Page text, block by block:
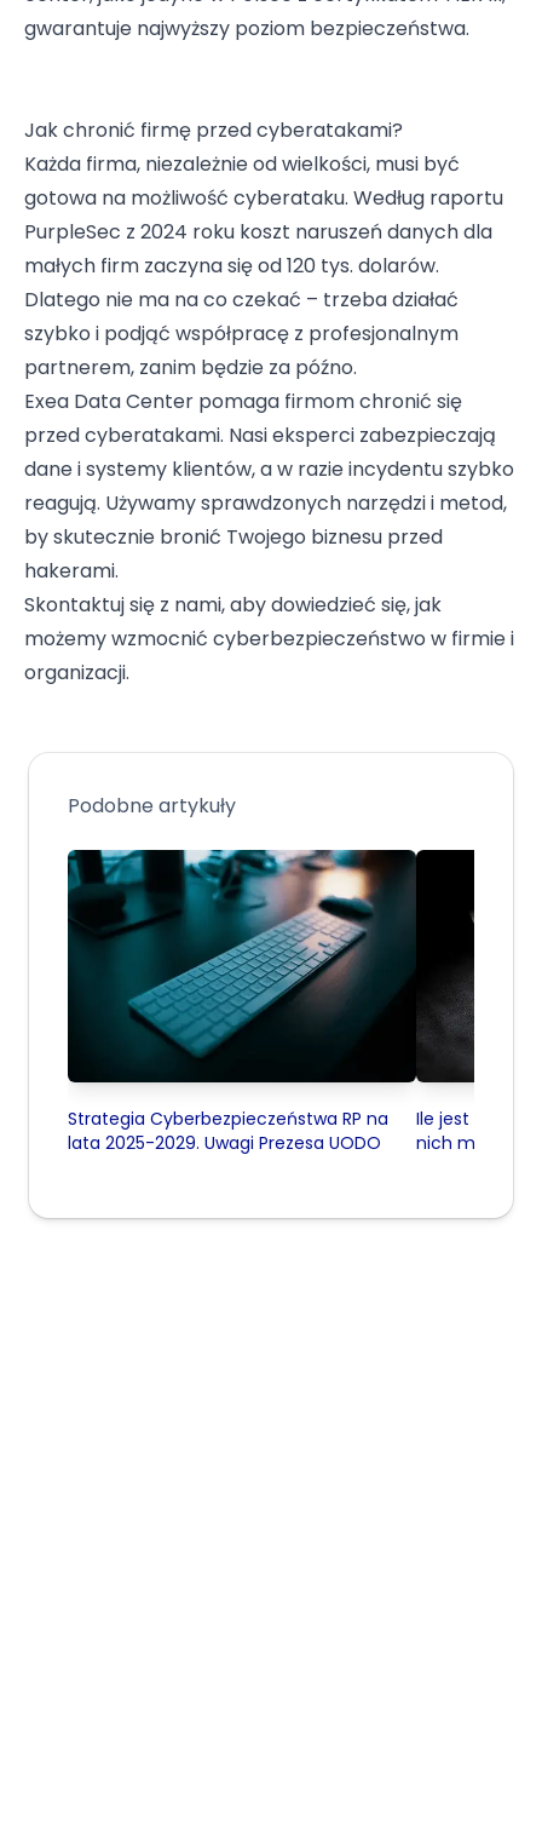
gwarantuje najwyższy poziom bezpieczeństwa.
Jak chronić firmę przed cyberatakami?
Każda firma, niezależnie od wielkości, musi być
gotowa na możliwość cyberataku. Według raportu
PurpleSec z 2024 roku koszt naruszeń danych dla
małych firm zaczyna się od 120 tys. dolarów.
Dlatego nie ma na co czekać – trzeba działać
szybko i podjąć współpracę z profesjonalnym
partnerem, zanim będzie za późno.
Exea Data Center pomaga firmom chronić się
przed cyberatakami. Nasi eksperci zabezpieczają
dane i systemy klientów, a w razie incydentu szybko
reagują. Używamy sprawdzonych narzędzi i metod,
by skutecznie bronić Twojego biznesu przed
hakerami.
Skontaktuj się z nami, aby dowiedzieć się, jak
możemy wzmocnić cyberbezpieczeństwo w firmie i
organizacji.
Podobne artykuły
Strategia Cyberbezpieczeństwa RP na
lata 2025-2029. Uwagi Prezesa UODO
Ile jest data
nich ma